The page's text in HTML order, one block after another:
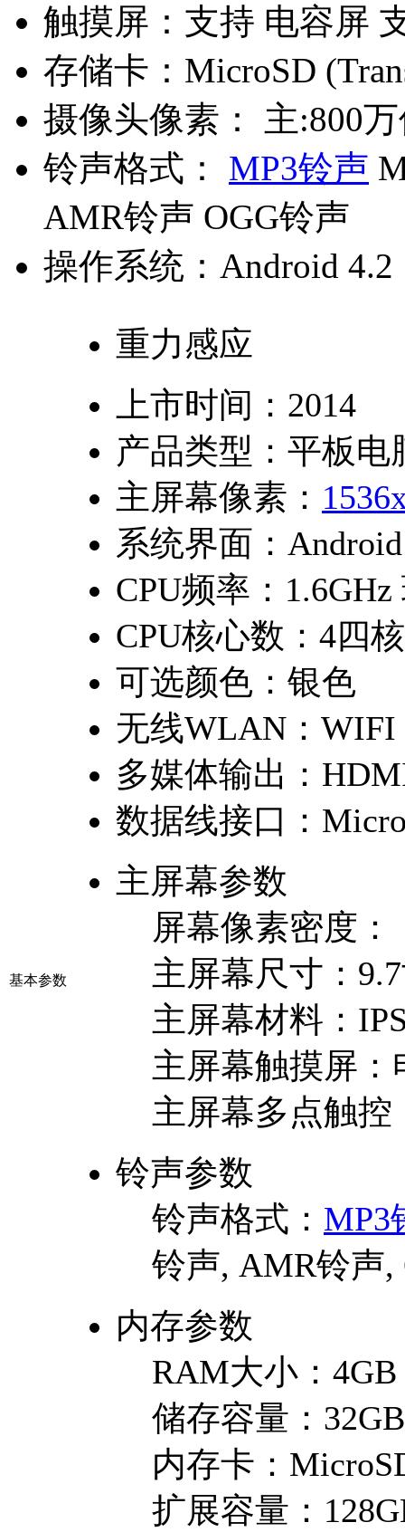
触摸屏： 支持 电容屏
存储卡： MicroSD
摄像头像素：
主:800
铃声格式：
MP3铃声
AMR铃声 OGG铃声
操作系统： Android 4.2
基本参数
重力感应
上市时间： 2014
产品类型： 平板电
主屏幕像素：
系统界面：
CPU频率：
CPU核心数： 4四核
可选颜色： 银色
无线WLAN： WIFI
多媒体输出：
数据线接口：
主屏幕参数
屏幕像素密度：
主屏幕尺寸：
主屏幕材料：
主屏幕触摸屏：
主屏幕多点触控
铃声参数
铃声格式： MP3
铃声, AMR铃声,
内存参数
RAM大小： 4GB
储存容量： 32GB
内存卡：
扩展容量：